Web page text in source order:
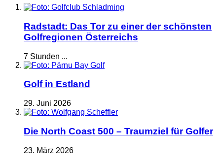
Radstadt: Das Tor zu einer der schönsten
Golfregionen Österreichs
7 Stunden ...
Golf in Estland
29. Juni 2026
Die North Coast 500 – Traumziel für Golfer
23. März 2026